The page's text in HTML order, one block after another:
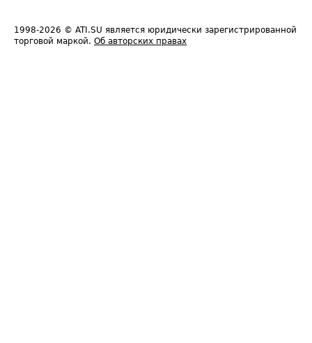
1998-2026 © ATI.SU является юридически зарегистрированной
торговой маркой. Об авторских правах